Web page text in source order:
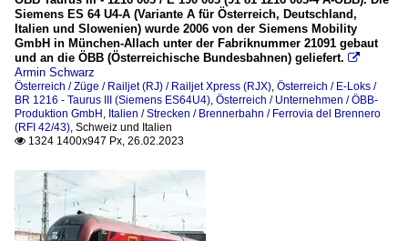
Siemens ES 64 U4-A (Variante A für Österreich, Deutschland,
Italien und Slowenien) wurde 2006 von der Siemens Mobility
GmbH in München-Allach unter der Fabriknummer 21091 gebaut
und an die ÖBB (Österreichische Bundesbahnen) geliefert. 
Armin Schwarz
Österreich / Züge / Railjet (RJ) / Railjet Xpress (RJX), Österreich / E-Loks /
BR 1216 - Taurus III (Siemens ES64U4), Österreich / Unternehmen / ÖBB-
Produktion GmbH , Italien / Strecken / Brennerbahn / Ferrovia del Brennero
(RFI 42/43), Schweiz und Italien
 1324 1400x947 Px, 26.02.2023